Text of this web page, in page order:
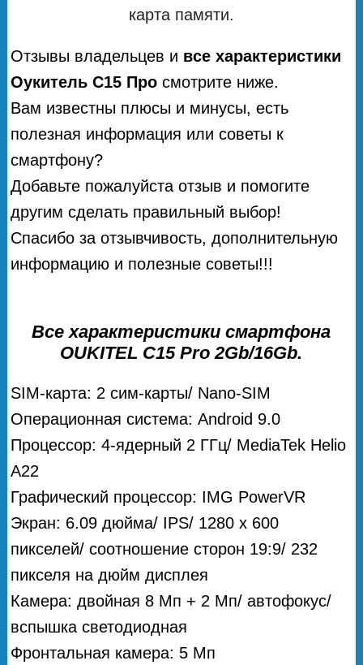
карта памяти.
Отзывы владельцев и все характеристики
Оукитель С15 Про смотрите ниже.
Вам известны плюсы и минусы, есть
полезная информация или советы к
смартфону?
Добавьте пожалуйста отзыв и помогите
другим сделать правильный выбор!
Спасибо за отзывчивость, дополнительную
информацию и полезные советы!!!
Все характеристики смартфона
OUKITEL C15 Pro 2Gb/16Gb.
SIM-карта: 2 сим-карты/ Nano-SIM
Операционная система: Android 9.0
Процессор: 4-ядерный 2 ГГц/ MediaTek Helio
A22
Графический процессор: IMG PowerVR
Экран: 6.09 дюйма/ IPS/ 1280 х 600
пикселей/ соотношение сторон 19:9/ 232
пикселя на дюйм дисплея
Камера: двойная 8 Мп + 2 Мп/ автофокус/
вспышка светодиодная
Фронтальная камера: 5 Мп